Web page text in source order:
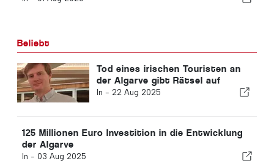
Beliebt
Tod eines irischen Touristen an
der Algarve gibt Rätsel auf
In - 22 Aug 2025
125 Millionen Euro Investition in die Entwicklung
der Algarve
In - 03 Aug 2025